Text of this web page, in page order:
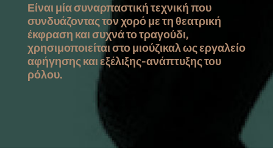
Είναι μία συναρπαστική τεχνική που
συνδυάζοντας τον χορό με τη θεατρική
έκφραση και συχνά το τραγούδι,
χρησιμοποιείται στο μιούζικαλ ως εργαλείο
αφήγησης και εξέλιξης-ανάπτυξης του
ρόλου.